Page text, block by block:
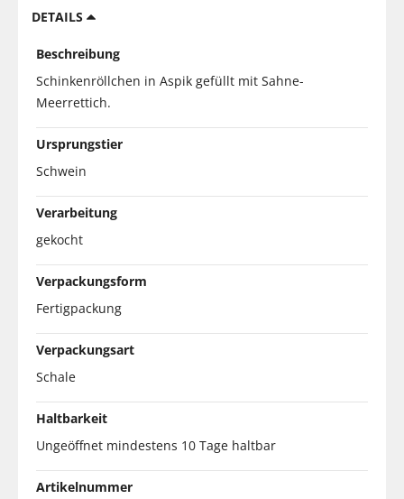
DETAILS
Beschreibung
Schinkenröllchen in Aspik gefüllt mit Sahne-
Meerrettich.
Ursprungstier
Schwein
Verarbeitung
gekocht
Verpackungsform
Fertigpackung
Verpackungsart
Schale
Haltbarkeit
Ungeöffnet mindestens 10 Tage haltbar
Artikelnummer